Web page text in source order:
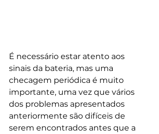
É necessário estar atento aos
sinais da bateria, mas uma
checagem periódica é muito
importante, uma vez que vários
dos problemas apresentados
anteriormente são difíceis de
serem encontrados antes que a